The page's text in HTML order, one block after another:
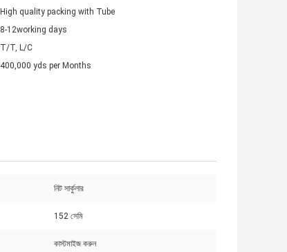
High quality packing with Tube
8-12working days
T/T, L/C
400,000 yds per Months
নিট সার্কুলার
152 সেমি
কাস্টমাইজ করুন